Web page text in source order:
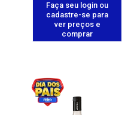
Faça seu login ou
cadastre-se para
ver preços e
comprar